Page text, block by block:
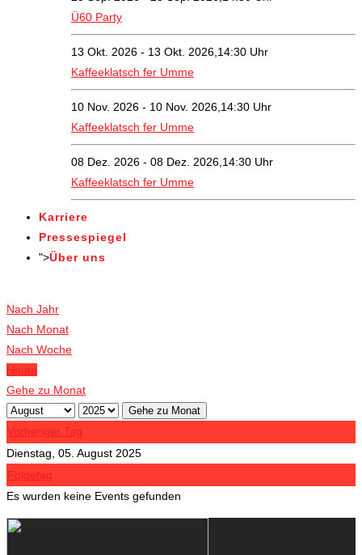
Ü60 Party
13 Okt. 2026 - 13 Okt. 2026,14:30 Uhr
Kaffeeklatsch fer Umme
10 Nov. 2026 - 10 Nov. 2026,14:30 Uhr
Kaffeeklatsch fer Umme
08 Dez. 2026 - 08 Dez. 2026,14:30 Uhr
Kaffeeklatsch fer Umme
Karriere
Pressespiegel
">Über uns
Nach Jahr
Nach Monat
Nach Woche
Heute
Gehe zu Monat
Gehe zu Monat
Vorheriger Tag
Dienstag, 05. August 2025
Folgetag
Es wurden keine Events gefunden